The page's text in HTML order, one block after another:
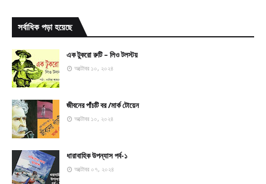
সর্বাধিক পড়া হয়েছে
এক টুকরো রুটি – লিও টলস্টয়
অক্টোবর ১০, ২০২৪
জীবনের পাঁচটি বর /মার্ক টোয়েন
অক্টোবর ১০, ২০২৪
ধারাবাহিক উপন্যাস পর্ব-১
অক্টোবর ০৭, ২০২৪